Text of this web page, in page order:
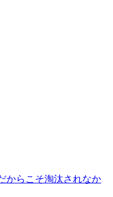
らこそ淘汰されなか